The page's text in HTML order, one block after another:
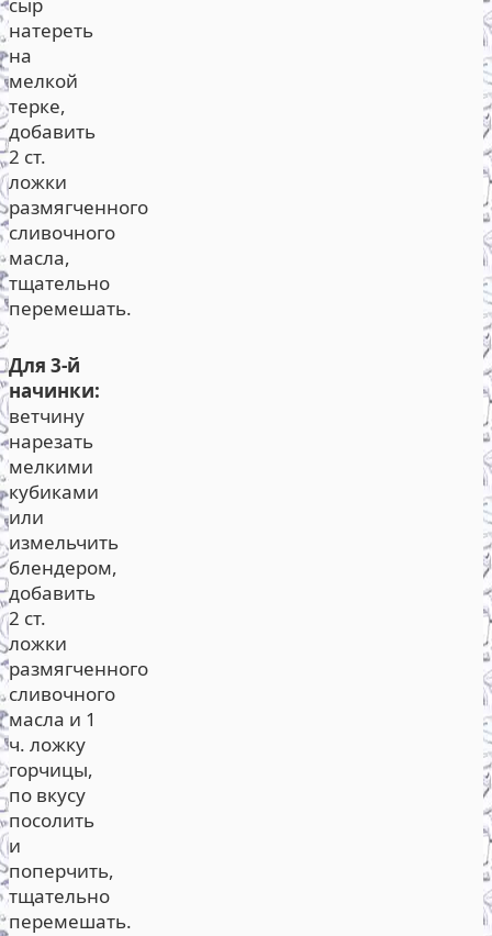
сыр
натереть
на
мелкой
терке,
добавить
2 ст.
ложки
размягченного
сливочного
масла,
тщательно
перемешать.
Для 3-й
начинки:
ветчину
нарезать
мелкими
кубиками
или
измельчить
блендером,
добавить
2 ст.
ложки
размягченного
сливочного
масла и 1
ч. ложку
горчицы,
по вкусу
посолить
и
поперчить,
тщательно
перемешать.